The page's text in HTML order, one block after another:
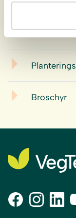
Ladda ner
Broschyr